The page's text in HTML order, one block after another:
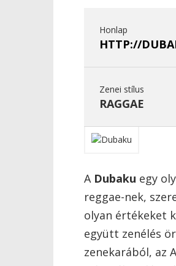
Honlap
HTTP://
Zenei stílus
RAGGAE
A Dubaku egy
reggae-nek,
olyan értékeket
együtt zenélés
zenekarából, az